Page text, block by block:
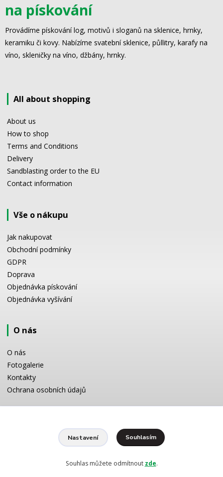
na pískování
Provádíme pískování log, motivů i sloganů na sklenice, hrnky,
keramiku či kovy. Nabízíme svatební sklenice, půllitry, karafy na
víno, skleničky na víno, džbány, hrnky.
All about shopping
About us
How to shop
Terms and Conditions
Delivery
Sandblasting order to the EU
Contact information
Vše o nákupu
Jak nakupovat
Obchodní podmínky
GDPR
Doprava
Objednávka pískování
Objednávka vyšívání
O nás
O nás
Fotogalerie
Kontakty
Ochrana osobních údajů
Potřebujete poradit s výběrem? Neváhejte se zeptat:
+420 728 772 566
info@reklamnipiskovani.cz
Nastavení Souhlasím
Souhlas můžete odmítnout zde.